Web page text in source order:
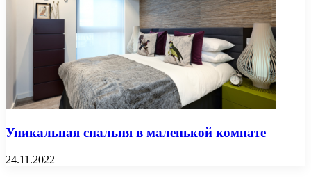
Уникальная спальня в маленькой комнате
24.11.2022